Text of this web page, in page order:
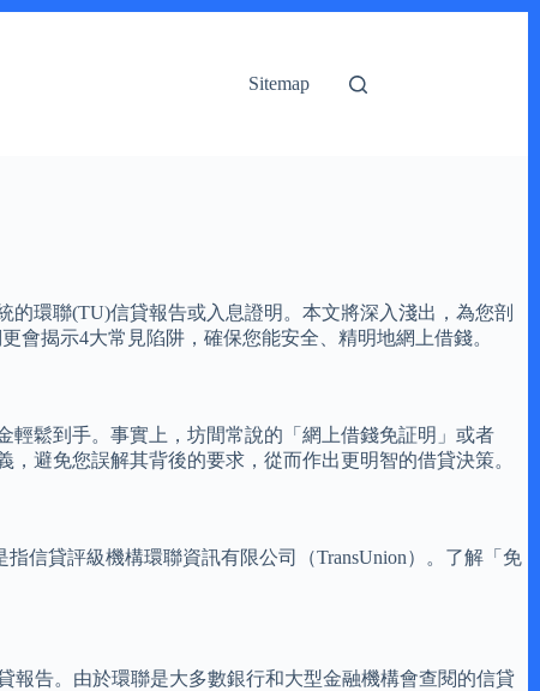
Sitemap
環聯(TU)信貸報告或入息證明。本文將深入淺出，為您剖
揭示4大常見陷阱，確保您能安全、精明地網上借錢。
鬆到手。事實上，坊間常說的「網上借錢免証明」或者
避免您誤解其背後的要求，從而作出更明智的借貸決策。
信貸評級機構環聯資訊有限公司（TransUnion）。了解「免
報告。由於環聯是大多數銀行和大型金融機構會查閱的信貸